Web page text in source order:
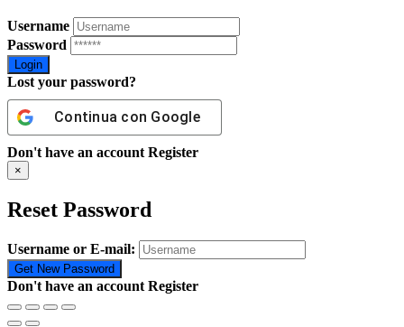
Username
Password
Lost your password?
Continua con Google
Don't have an account Register
×
Reset Password
Username or E-mail:
Don't have an account Register